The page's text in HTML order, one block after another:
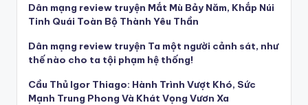
Dân mạng review truyện Mắt Mù Bảy Năm, Khắp Núi
Tinh Quái Toàn Bộ Thành Yêu Thần
Dân mạng review truyện Ta một người cảnh sát, như
thế nào cho ta tội phạm hệ thống!
Cầu Thủ Igor Thiago: Hành Trình Vượt Khó, Sức
Mạnh Trung Phong Và Khát Vọng Vươn Xa